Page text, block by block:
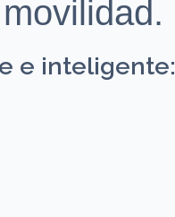
e inteligente: